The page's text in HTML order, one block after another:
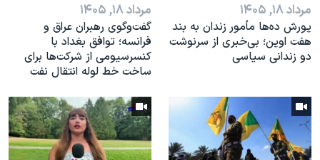
مرداد ۱۸, ۱۴۰۵
یورش ده‌ها مأمور زندان به بند
هفت اوین؛ بی‌خبری از سرنوشت
دو زندانی سیاسی
مرداد ۱۸, ۱۴۰۵
گفت‌وگوی رهبران عراق و
فرانسه؛ توافق بغداد با
کنسرسیومی از شرکت‌ها برای
ساخت خط لوله انتقال نفت